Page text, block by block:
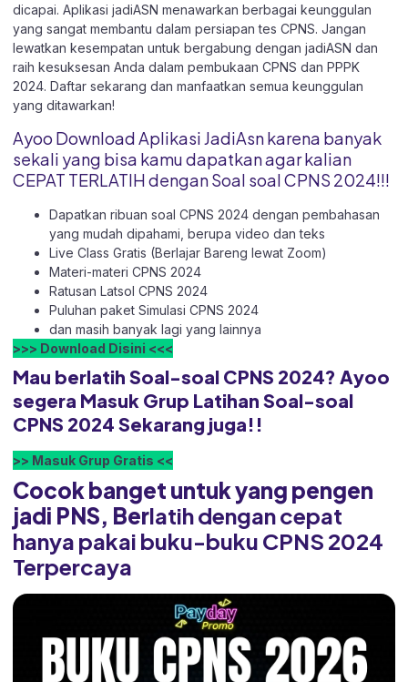
dicapai. Aplikasi jadiASN menawarkan berbagai keunggulan
yang sangat membantu dalam persiapan tes CPNS. Jangan
lewatkan kesempatan untuk bergabung dengan jadiASN dan
raih kesuksesan Anda dalam pembukaan CPNS dan PPPK
2024. Daftar sekarang dan manfaatkan semua keunggulan
yang ditawarkan!
Ayoo Download Aplikasi JadiAsn karena banyak
sekali yang bisa kamu dapatkan agar kalian
CEPAT TERLATIH dengan Soal soal CPNS 2024!!!
Dapatkan ribuan soal CPNS 2024 dengan pembahasan
yang mudah dipahami, berupa video dan teks
Live Class Gratis (Berlajar Bareng lewat Zoom)
Materi-materi CPNS 2024
Ratusan Latsol CPNS 2024
Puluhan paket Simulasi CPNS 2024
dan masih banyak lagi yang lainnya
>>> Download Disini <<<
Mau berlatih Soal-soal CPNS 2024? Ayoo
segera Masuk Grup Latihan Soal-soal
CPNS 2024 Sekarang juga!!
>> Masuk Grup Gratis <<
Cocok banget untuk yang pengen
jadi PNS, Berlatih dengan cepat
hanya pakai buku-buku CPNS 2024
Terpercaya